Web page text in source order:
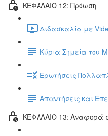
ΚΕΦΑΛΑΙΟ 12: Πρόωση
Διδασκαλία με
Κύρια Σημεία του
Ερωτήσεις
Απαντήσεις και
ΚΕΦΑΛΑΙΟ 13: Αναφορά